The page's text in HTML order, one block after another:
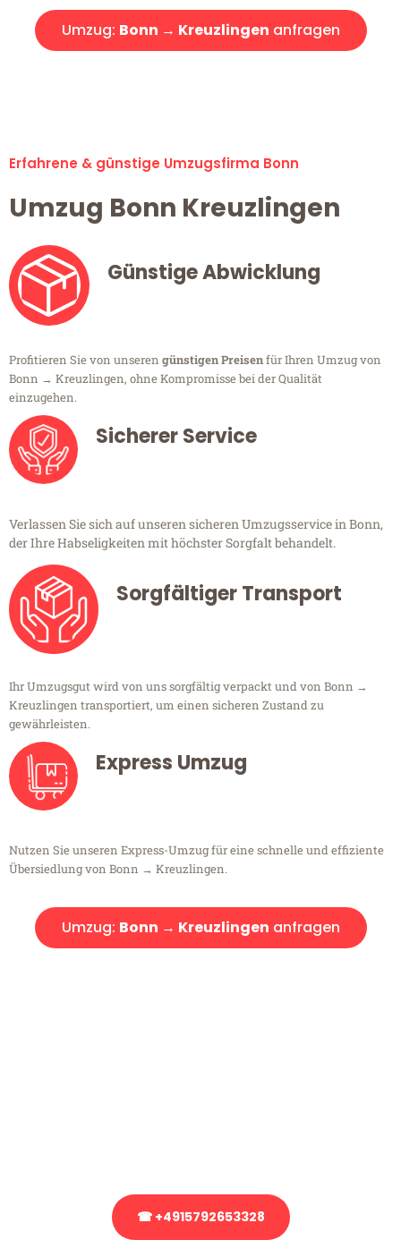
Umzug: Bonn → Kreuzlingen anfragen
Erfahrene & günstige Umzugsfirma Bonn
Umzug Bonn Kreuzlingen
Günstige Abwicklung
Profitieren Sie von unseren günstigen Preisenfür Ihren Umzug von
Bonn → Kreuzlingen, ohne Kompromisse bei der Qualität
einzugehen.
Sicherer Service
Verlassen Sie sich auf unseren sicheren Umzugsservice in Bonn,
der Ihre Habseligkeiten mit höchster Sorgfalt behandelt.
Sorgfältiger Transport
Ihr Umzugsgut wird von uns sorgfältig verpackt und von Bonn →
Kreuzlingen transportiert, um einen sicheren Zustand zu
gewährleisten.
Express Umzug
Nutzen Sie unseren Express-Umzug für eine schnelle und effiziente
Übersiedlung von Bonn → Kreuzlingen.
Umzug: Bonn → Kreuzlingen anfragen
☎ +4915792653328